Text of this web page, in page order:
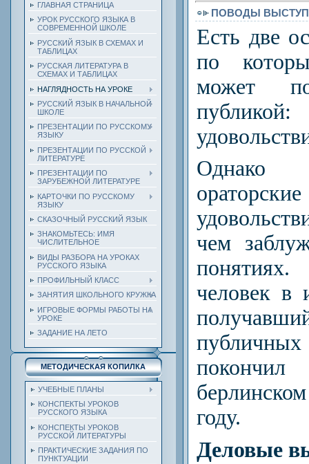
ГЛАВНАЯ СТРАНИЦА
УРОК РУССКОГО ЯЗЫКА В
СОВРЕМЕННОЙ ШКОЛЕ
РУССКИЙ ЯЗЫК В СХЕМАХ И
ТАБЛИЦАХ
РУССКАЯ ЛИТЕРАТУРА В
СХЕМАХ И ТАБЛИЦАХ
НАГЛЯДНОСТЬ НА УРОКЕ
РУССКИЙ ЯЗЫК В НАЧАЛЬНОЙ
ШКОЛЕ
ПРЕЗЕНТАЦИИ ПО РУССКОМУ
ЯЗЫКУ
ПРЕЗЕНТАЦИИ ПО РУССКОЙ
ЛИТЕРАТУРЕ
ПРЕЗЕНТАЦИИ ПО
ЗАРУБЕЖНОЙ ЛИТЕРАТУРЕ
КАРТОЧКИ ПО РУССКОМУ
ЯЗЫКУ
СКАЗОЧНЫЙ РУССКИЙ ЯЗЫК
ЗНАКОМЬТЕСЬ: ИМЯ
ЧИСЛИТЕЛЬНОЕ
ВИДЫ РАЗБОРА НА УРОКАХ
РУССКОГО ЯЗЫКА
ПРОФИЛЬНЫЙ КЛАСС
ЗАНЯТИЯ ШКОЛЬНОГО КРУЖКА
ИГРОВЫЕ ФОРМЫ РАБОТЫ НА
УРОКЕ
ЗАДАНИЕ НА ЛЕТО
МЕТОДИЧЕСКАЯ КОПИЛКА
УЧЕБНЫЕ ПЛАНЫ
КОНСПЕКТЫ УРОКОВ
РУССКОГО ЯЗЫКА
КОНСПЕКТЫ УРОКОВ
РУССКОЙ ЛИТЕРАТУРЫ
ПРАКТИЧЕСКИЕ ЗАДАНИЯ ПО
ПУНКТУАЦИИ
ПОВОДЫ
Есть две
по
может
Однако
чем
человек в
году.
Деловые